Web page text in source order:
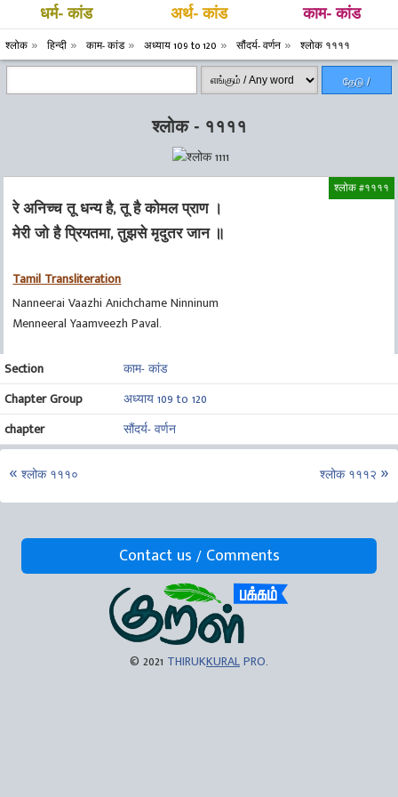
धर्म- कांड अर्थ- कांड काम- कांड
श्लोक हिन्दी काम- कांड अध्याय 109 to 120 सौंदर्य- वर्णन श्लोक ११११
தேடு /
श्लोक - ११११
श्लोक #११११
रे अनिच्च तू धन्य है, तू है कोमल प्राण ।
मेरी जो है प्रियतमा, तुझसे मृदुतर जान ॥
Tamil Transliteration
Nanneerai Vaazhi Anichchame Ninninum
Menneeral Yaamveezh Paval.
Section
काम- कांड
Chapter Group
अध्याय 109 to 120
chapter
सौंदर्य- वर्णन
श्लोक १११० श्लोक १११२
Contact us / Comments
© 2021 THIRUKKURALPRO.